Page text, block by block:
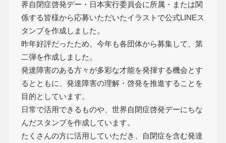
界自閉症啓発デー・日本実行委員会に所属・または関
係する皆様から応募いただいたイラストで公式LINEス
タンプを作成しました。
昨年好評だったため、今年も各団体から募集して、第
二弾を作成しました。
発達障害のある方々が多彩な才能を発揮する機会とす
るとともに、発達障害の理解・啓発を推進することを
目的としています。
日常で活用できるものや、世界自閉症啓発デーにちな
んだスタンプを作成しています。
たくさんの方に活用していただき、自閉症を含む発達